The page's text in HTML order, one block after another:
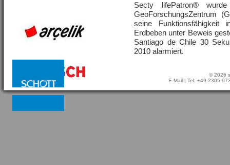
Secty lifePatron®
GeoForschungsZentrum
seine Funktionsfähigkeit
Erdbeben unter Beweis
Santiago de Chile 30
2010 alarmiert.
© 2026
E-Mail | Tel: +49-2305-